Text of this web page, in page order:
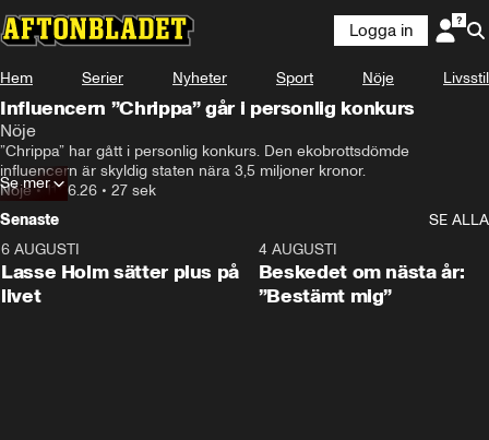
Logga in
Hem Serier Nyheter Sport Nöje Livsstil
Influencern ”Chrippa” går i personlig konkurs
Nöje
”Chrippa” har gått i personlig konkurs. Den ekobrottsdömde
influencern är skyldig staten nära 3,5 miljoner kronor.
Nöje•11.06.26 • 27 sek
Se mer
Senaste
SE ALLA
6 AUGUSTI
Lasse Holm sätter plus på
livet
4 AUGUSTI
Beskedet om nästa år:
”Bestämt mig”